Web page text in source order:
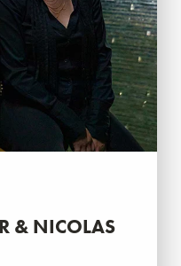
& NICOLAS